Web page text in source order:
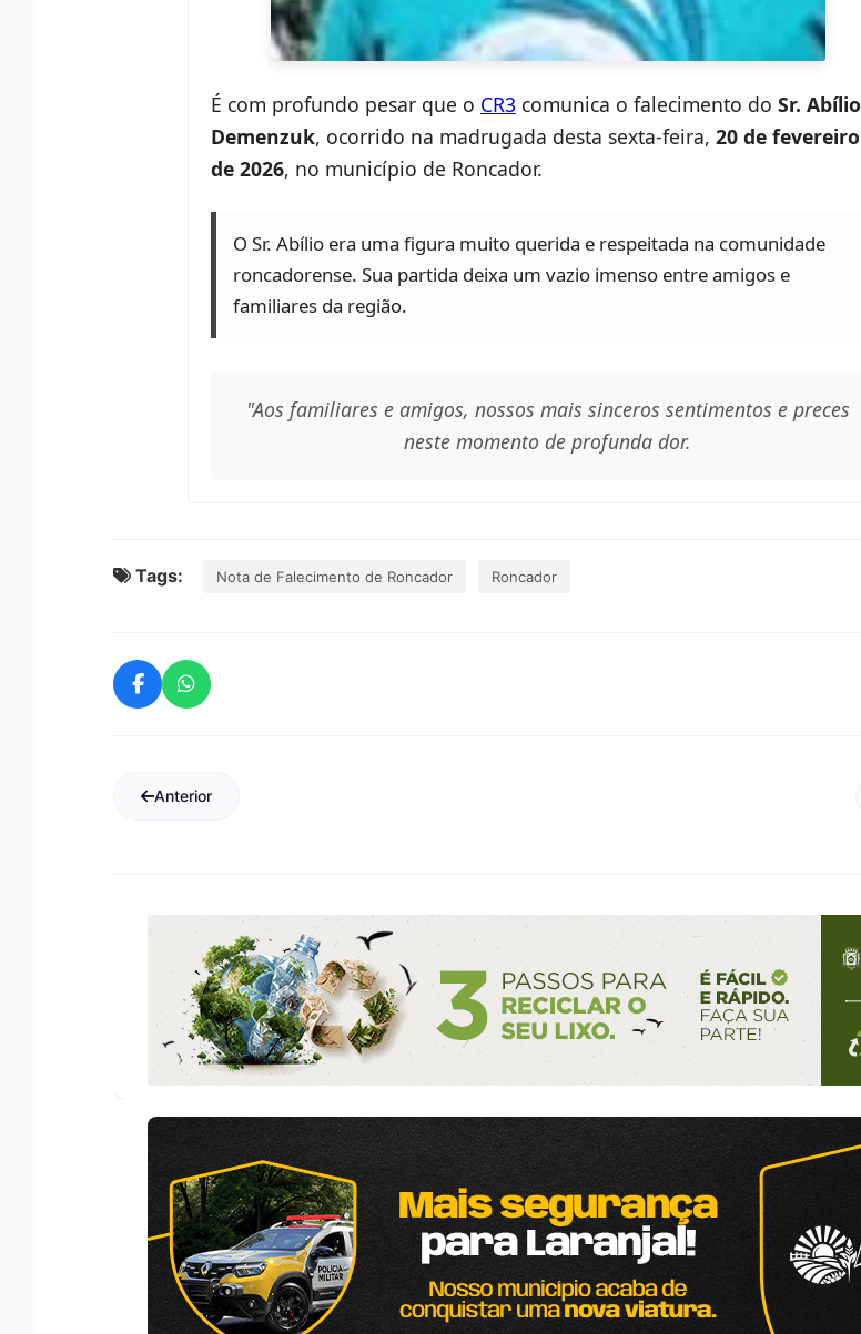
É com profundo pesar que o CR3 comunica o falecimento do Sr. Abílio
Demenzuk, ocorrido na madrugada desta sexta-feira, 20 de fevereiro
de 2026, no município de Roncador.
O Sr. Abílio era uma figura muito querida e respeitada na comunidade
roncadorense. Sua partida deixa um vazio imenso entre amigos e
familiares da região.
"Aos familiares e amigos, nossos mais sinceros sentimentos e preces
neste momento de profunda dor.
Tags: Nota de Falecimento de Roncador Roncador
Anterior